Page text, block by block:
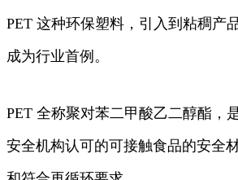
PET 这种环保塑料，引入到粘稠产
成为行业首例。
PET 全称聚对苯二甲酸乙二醇酯，
安全机构认可的可接触食品的安全